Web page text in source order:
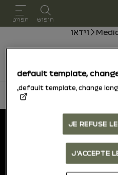
חיפוש תפריט
וידאו
אתה יכול לייעץ במדריך.
default template,
default template, change
JE REFUSE
J'ACCEPTE